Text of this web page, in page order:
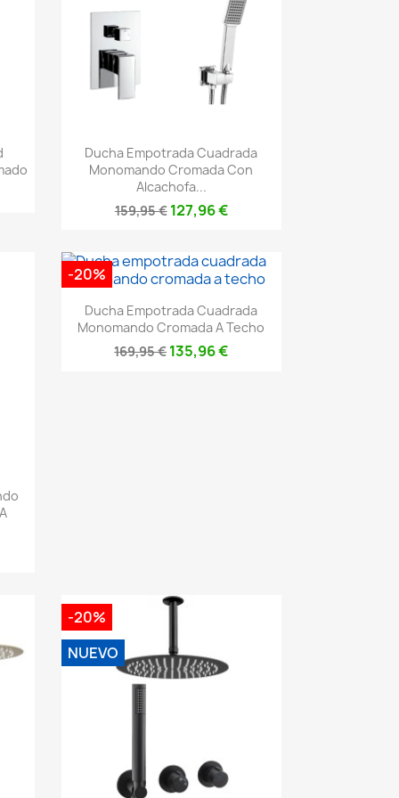
Vista rápida
Ducha Empotrada Cuadrada
Monomando Cromada Con
Alcachofa...
159,95 € 127,96 €
Vista rápida
Ducha Empotrada Cuadrada
Monomando Cromada A Techo
169,95 €135,96 €
-20%
-20%
NUEVO